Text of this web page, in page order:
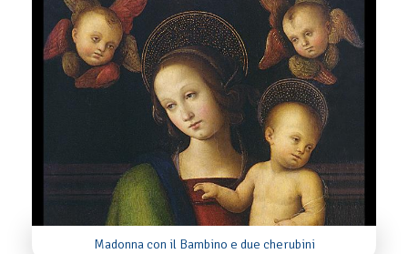
Madonna con il Bambino e due cherubini